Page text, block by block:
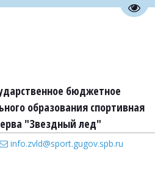
бюджетное
образования спортивная
"Звездный лед"
info.zvld@sport.gugov.spb.ru